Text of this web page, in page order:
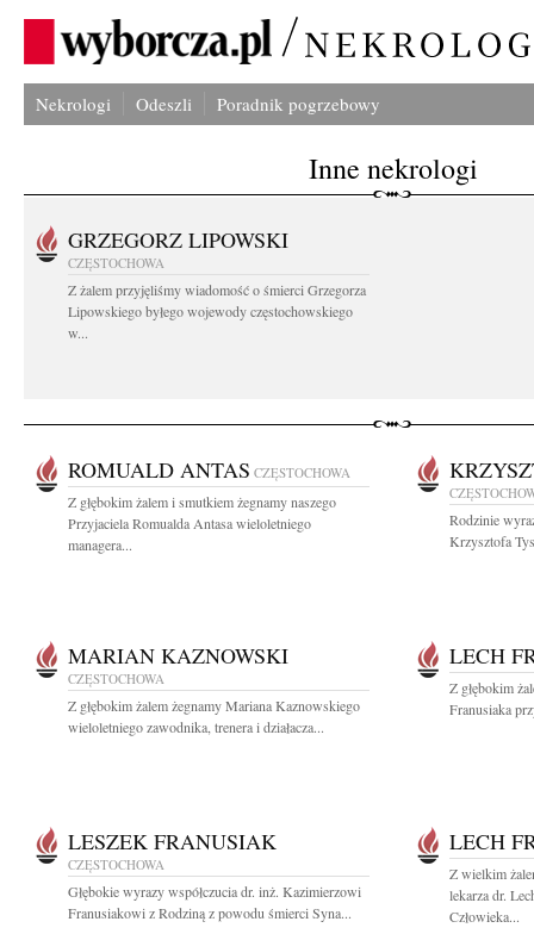
Nekrologi Odeszli Poradnik pogrzebowy
Inne nekrologi
GRZEGORZ LIPOWSKI
CZĘSTOCHOWA
Z żalem przyjęliśmy wiadomość o śmierci Grzegorza
Lipowskiego byłego wojewody częstochowskiego
w...
ROMUALD ANTAS CZĘSTOCHOWA
Z głębokim żalem i smutkiem żegnamy naszego
Przyjaciela Romualda Antasa wieloletniego
managera...
Rodzinie
Krzysztofa
MARIAN KAZNOWSKI
CZĘSTOCHOWA
Z głębokim żalem żegnamy Mariana Kaznowskiego
wieloletniego zawodnika, trenera i działacza...
LECH
Z głębokim
Franusiaka
LESZEK FRANUSIAK
CZĘSTOCHOWA
Głębokie wyrazy współczucia dr. inż. Kazimierzowi
Franusiakowi z Rodziną z powodu śmierci Syna...
LECH
Z wielkim
lekarza dr.
Człowieka...